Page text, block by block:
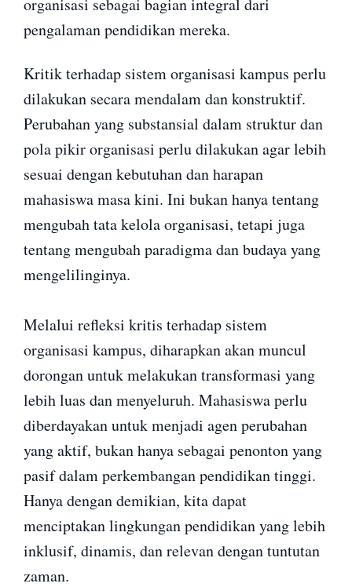
organisasi sebagai bagian integral dari
pengalaman pendidikan mereka.
Kritik terhadap sistem organisasi kampus perlu
dilakukan secara mendalam dan konstruktif.
Perubahan yang substansial dalam struktur dan
pola pikir organisasi perlu dilakukan agar lebih
sesuai dengan kebutuhan dan harapan
mahasiswa masa kini. Ini bukan hanya tentang
mengubah tata kelola organisasi, tetapi juga
tentang mengubah paradigma dan budaya yang
mengelilinginya.
Melalui refleksi kritis terhadap sistem
organisasi kampus, diharapkan akan muncul
dorongan untuk melakukan transformasi yang
lebih luas dan menyeluruh. Mahasiswa perlu
diberdayakan untuk menjadi agen perubahan
yang aktif, bukan hanya sebagai penonton yang
pasif dalam perkembangan pendidikan tinggi.
Hanya dengan demikian, kita dapat
menciptakan lingkungan pendidikan yang lebih
inklusif, dinamis, dan relevan dengan tuntutan
zaman.